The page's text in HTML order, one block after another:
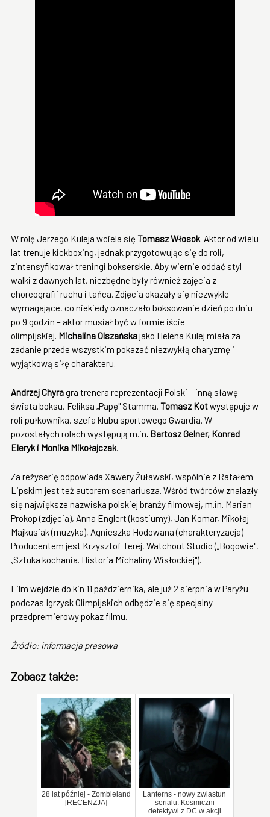
W rolę Jerzego Kuleja wciela się Tomasz Włosok. Aktor od wielu
lat trenuje kickboxing, jednak przygotowując się do roli,
zintensyfikował treningi bokserskie. Aby wiernie oddać styl
walki z dawnych lat, niezbędne były również zajęcia z
choreografii ruchu i tańca. Zdjęcia okazały się niezwykle
wymagające, co niekiedy oznaczało boksowanie dzień po dniu
po 9 godzin – aktor musiał być w formie iście
olimpijskiej. Michalina Olszańskajako Helena Kulej miała za
zadanie przede wszystkim pokazać niezwykłą charyzmę i
wyjątkową siłę charakteru.
Andrzej Chyragra trenera reprezentacji Polski – inną sławę
świata boksu, Feliksa „Papę" Stamma. Tomasz Kotwystępuje w
roli pułkownika, szefa klubu sportowego Gwardia. W
pozostałych rolach występują m.in. Bartosz Gelner, Konrad
Eleryk i Monika Mikołajczak.
Za reżyserię odpowiada Xawery Żuławski, wspólnie z Rafałem
Lipskim jest też autorem scenariusza. Wśród twórców znalazły
się największe nazwiska polskiej branży filmowej, m.in. Marian
Prokop (zdjęcia), Anna Englert (kostiumy), Jan Komar, Mikołaj
Majkusiak (muzyka), Agnieszka Hodowana (charakteryzacja)
Producentem jest Krzysztof Terej, Watchout Studio („Bogowie",
„Sztuka kochania. Historia Michaliny Wisłockiej").
Film wejdzie do kin 11 października, ale już 2 sierpnia w Paryżu
podczas Igrzysk Olimpijskich odbędzie się specjalny
przedpremierowy pokaz filmu.
Źródło: informacja prasowa
Zobacz także:
28 lat później - Zombieland
[RECENZJA]
Lanterns - nowy zwiastun
serialu. Kosmiczni
detektywi z DC w akcji